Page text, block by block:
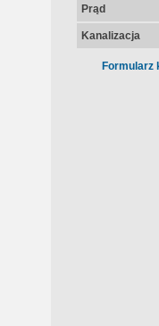
Prąd
Kanalizacja
Formularz